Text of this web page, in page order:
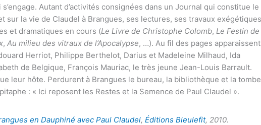
s’engage. Autant d’activités consignées dans un Journal qui constitue le
sur la vie de Claudel à Brangues, ses lectures, ses travaux exégétiques
et dramatiques en cours (Le Livre de Christophe Colomb, Le Festin de
, Au milieu des vitraux de l’Apocalypse, …). Au fil des pages apparaissent
Herriot, Philippe Berthelot, Darius et Madeleine Milhaud, Ida
de Belgique, François Mauriac, le très jeune Jean-Louis Barrault.
leur hôte. Perdurent à Brangues le bureau, la bibliothèque et la tombe
: « Ici reposent les Restes et la Semence de Paul Claudel ».
en Dauphiné avec Paul Claudel, Éditions Bleulefit, 2010.